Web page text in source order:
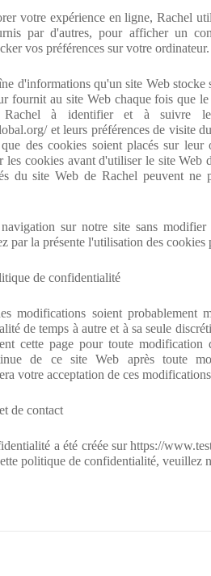
votre expérience en ligne, Rachel
par d'autres, pour afficher un
vos préférences sur votre ordinateur.
d'informations qu'un site Web
fournit au site Web chaque fois que
Rachel à identifier et à suivre
et leurs préférences de visite
des cookies soient placés sur
les cookies avant d'utiliser le site Web
du site Web de Rachel peuvent ne
sur notre site sans modifier
par la présente l'utilisation des cookies
de confidentialité
modifications soient probablement
de temps à autre et à sa seule
cette page pour toute
de ce site Web après toute
votre acceptation de ces
de contact
a été créée sur https://
politique de confidentialité, veuillez